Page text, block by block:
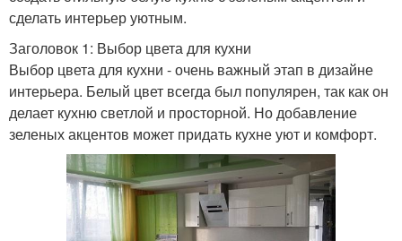
сделать интерьер уютным.
Заголовок 1: Выбор цвета для кухни
Выбор цвета для кухни - очень важный этап в дизайне
интерьера. Белый цвет всегда был популярен, так как он
делает кухню светлой и просторной. Но добавление
зеленых акцентов может придать кухне уют и комфорт.